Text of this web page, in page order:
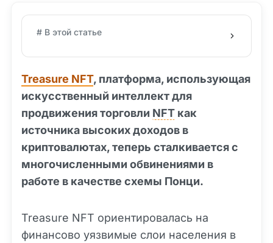
# В этой статье
Treasure NFT, платформа, использующая
искусственный интеллект для
продвижения торговли NFT как
источника высоких доходов в
криптовалютах, теперь сталкивается с
многочисленными обвинениями в
работе в качестве схемы Понци.
Treasure NFT ориентировалась на
финансово уязвимые слои населения в